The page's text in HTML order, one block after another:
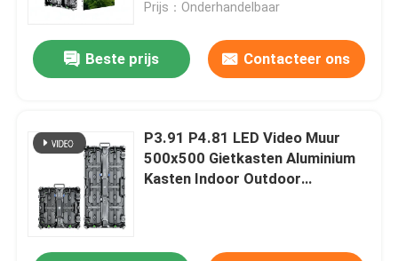
Prijs：Onderhandelbaar
Beste prijs Contacteer ons
P3.91 P4.81 LED Video Muur
500x500 Gietkasten Aluminium
Kasten Indoor Outdoor